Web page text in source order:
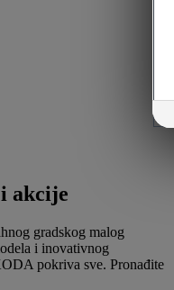
akcije
gradskog malog
i inovativnog
pokriva sve. Pronađite